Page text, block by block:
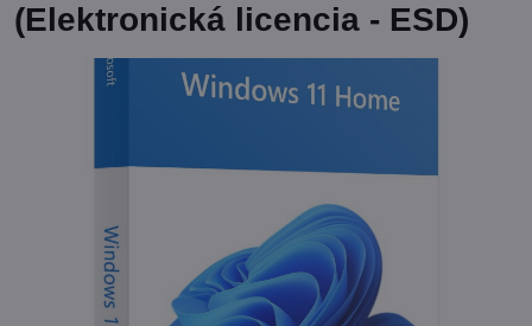
(Elektronická licencia - ESD)